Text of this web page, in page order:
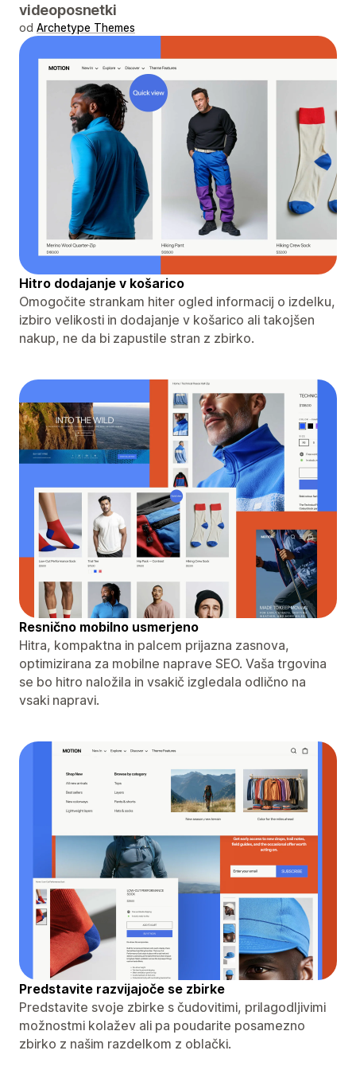
videoposnetki
od Archetype Themes
Hitro dodajanje v košarico
Omogočite strankam hiter ogled informacij o izdelku,
izbiro velikosti in dodajanje v košarico ali takojšen
nakup, ne da bi zapustile stran z zbirko.
Resnično mobilno usmerjeno
Hitra, kompaktna in palcem prijazna zasnova,
optimizirana za mobilne naprave SEO. Vaša trgovina
se bo hitro naložila in vsakič izgledala odlično na
vsaki napravi.
Predstavite razvijajoče se zbirke
Predstavite svoje zbirke s čudovitimi, prilagodljivimi
možnostmi kolažev ali pa poudarite posamezno
zbirko z našim razdelkom z oblački.